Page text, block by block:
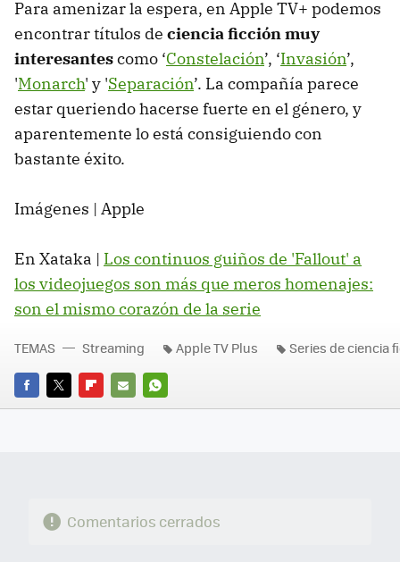
Para amenizar la espera, en Apple TV+ podemos
encontrar títulos de ciencia ficción muy
interesantescomo ‘Constelación’, ‘Invasión’,
'Monarch' y 'Separación’. La compañía parece
estar queriendo hacerse fuerte en el género, y
aparentemente lo está consiguiendo con
bastante éxito.
Imágenes | Apple
En Xataka | Los continuos guiños de 'Fallout' a
los videojuegos son más que meros homenajes:
son el mismo corazón de la serie
FACEBOOK
TWITTERFLIPBOARD
E-
WHATSAPP
TEMAS Streaming Apple TV Plus Series de ciencia
Comentarios cerrados